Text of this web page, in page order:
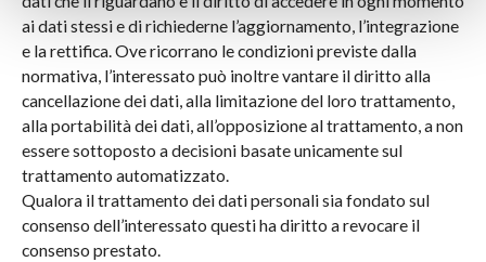
ai dati stessi e di richiederne l’aggiornamento, l’integrazione
e la rettifica. Ove ricorrano le condizioni previste dalla
normativa, l’interessato può inoltre vantare il diritto alla
cancellazione dei dati, alla limitazione del loro trattamento,
alla portabilità dei dati, all’opposizione al trattamento, a non
essere sottoposto a decisioni basate unicamente sul
trattamento automatizzato.
Qualora il trattamento dei dati personali sia fondato sul
consenso dell’interessato questi ha diritto a revocare il
consenso prestato.